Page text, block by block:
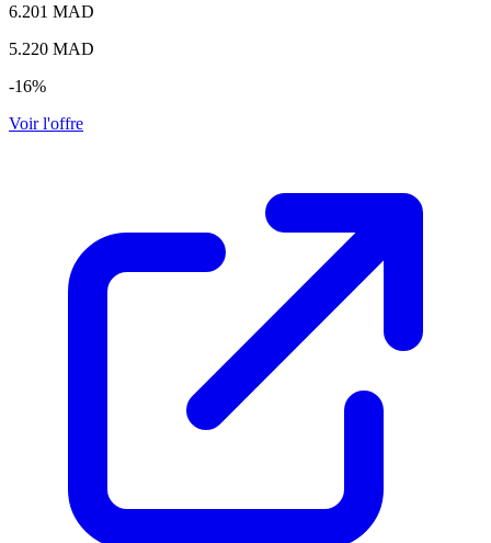
6.201 MAD
5.220 MAD
-16%
Voir l'offre